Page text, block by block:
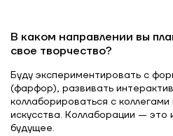
В каком направлении вы
свое творчество?
Буду экспериментировать с
(фарфор), развивать
коллаборироваться с
искусства. Коллаборации — это
будущее.